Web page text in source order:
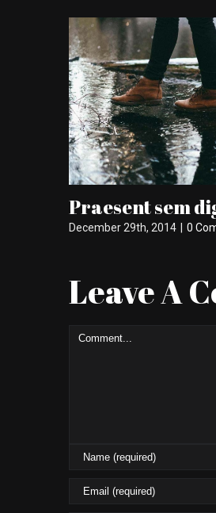
sem dignisim
29th, 2014 | 0 Comments
Leave A